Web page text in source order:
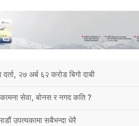
दर्ता, २७ अर्ब ६२ करोड बिगो दाबी
कामना सेवा, बोनस र नगद कति ?
उपत्यकामा सबैभन्दा धेरै